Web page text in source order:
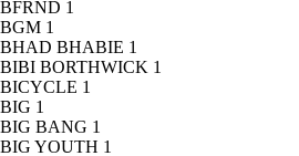
BFRND 1
BGM 1
BHAD BHABIE 1
BIBI BORTHWICK 1
BICYCLE 1
BIG 1
BIG BANG 1
BIG YOUTH 1